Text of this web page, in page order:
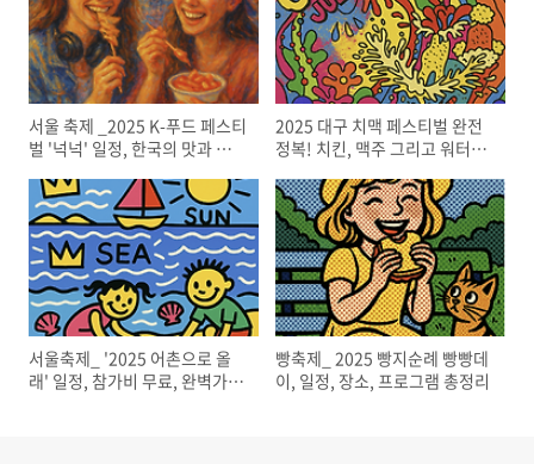
서울 축제 _2025 K-푸드 페스티
벌 '넉넉' 일정, 한국의 맛과 문화
2025 대구 치맥 페스티벌 완전
정복! 치킨, 맥주 그리고 워터
서울축제_ '2025 어촌으로 올
래' 일정, 참가비 무료, 완벽가이
빵축제_ 2025 빵지순례 빵빵데
이, 일정, 장소, 프로그램 총정리